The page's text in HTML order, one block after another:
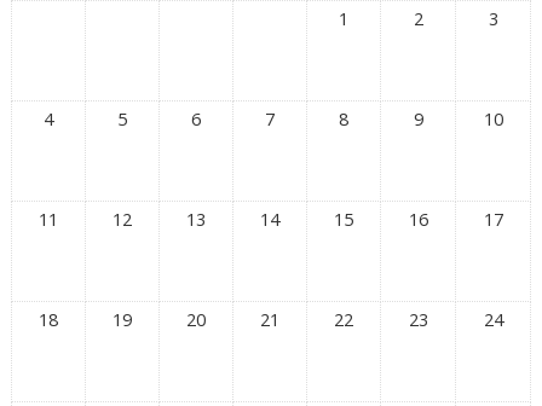
1
2 3
4 5 6 7 8 9 10
11 12 13 14 15 16 17
18 19 20 21 22 23 24